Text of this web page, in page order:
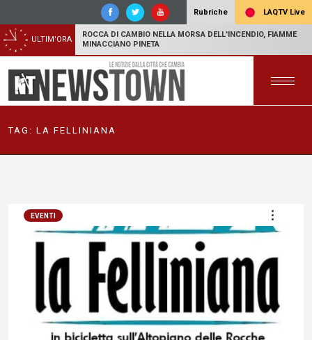
Rubriche LAQTV Live
ULTIM'ORA
ROCCA DI CAMBIO NELLA MORSA DELL'INCENDIO, FIAMME
MINACCIANO PINETA
TAG: LA FELLINIANA
EVENTI